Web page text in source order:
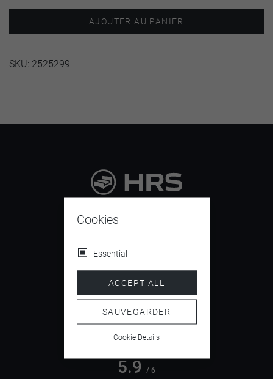
AJOUTER AU PANIER
SKU: 2525299
4.5
5.9 / 6
Cookies
Essential
ACCEPT ALL
SAUVEGARDER
Cookie Details